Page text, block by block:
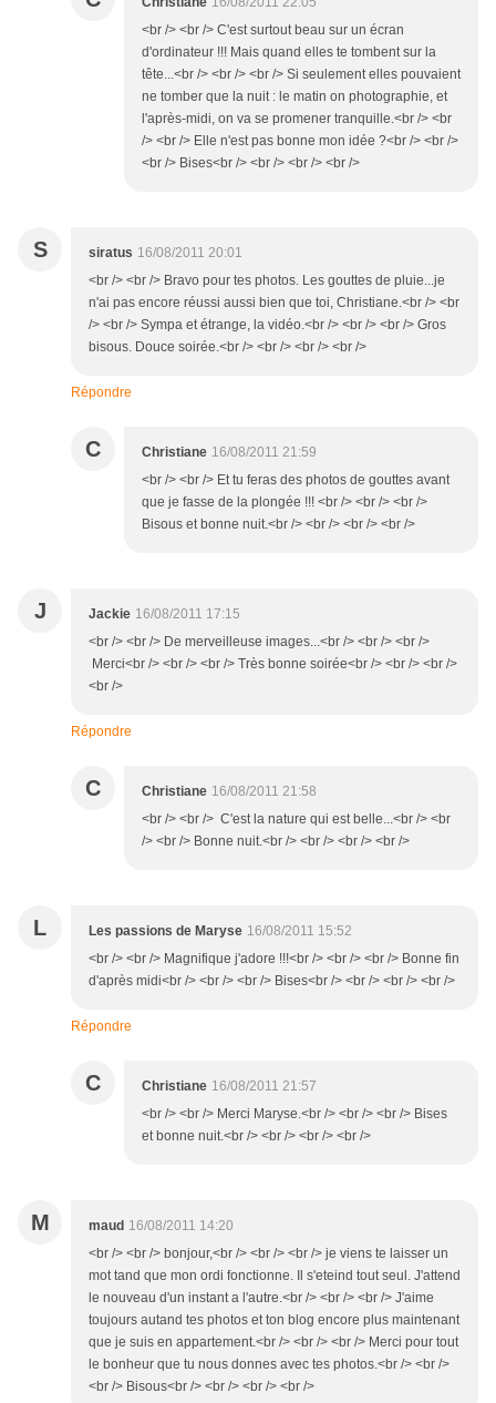
<br /> <br /> C'est surtout beau sur un écran
d'ordinateur !!! Mais quand elles te tombent sur la
tête...<br /> <br /> <br /> Si seulement elles pouvaient
ne tomber que la nuit : le matin on photographie, et
l'après-midi, on va se promener tranquille.<br /> <br
/> <br /> Elle n'est pas bonne mon idée ?<br /> <br />
<br /> Bises<br /> <br /> <br /> <br />
S siratus 16/08/2011 20:01
<br /> <br /> Bravo pour tes photos. Les gouttes de pluie...je
n'ai pas encore réussi aussi bien que toi, Christiane.<br /> <br
/> <br /> Sympa et étrange, la vidéo.<br /> <br /> <br /> Gros
bisous. Douce soirée.<br /> <br /> <br /> <br />
Répondre
C Christiane 16/08/2011 21:59
<br /> <br /> Et tu feras des photos de gouttes avant
que je fasse de la plongée !!! <br /> <br /> <br />
Bisous et bonne nuit.<br /> <br /> <br /> <br />
J Jackie 16/08/2011 17:15
<br /> <br /> De merveilleuse images...<br /> <br /> <br />
Merci<br /> <br /> <br /> Très bonne soirée<br /> <br /> <br />
<br />
Répondre
C Christiane 16/08/2011 21:58
<br /> <br /> C'est la nature qui est belle...<br /> <br
/> <br /> Bonne nuit.<br /> <br /> <br /> <br />
L Les passions de Maryse 16/08/2011 15:52
<br /> <br /> Magnifique j'adore !!!<br /> <br /> <br /> Bonne fin
d'après midi<br /> <br /> <br /> Bises<br /> <br /> <br /> <br />
Répondre
C Christiane 16/08/2011 21:57
<br /> <br /> Merci Maryse.<br /> <br /> <br /> Bises
et bonne nuit.<br /> <br /> <br /> <br />
M maud 16/08/2011 14:20
<br /> <br /> bonjour,<br /> <br /> <br /> je viens te laisser un
mot tand que mon ordi fonctionne. Il s'eteind tout seul. J'attend
le nouveau d'un instant a l'autre.<br /> <br /> <br /> J'aime
toujours autand tes photos et ton blog encore plus maintenant
que je suis en appartement.<br /> <br /> <br /> Merci pour tout
le bonheur que tu nous donnes avec tes photos.<br /> <br />
<br /> Bisous<br /> <br /> <br /> <br />